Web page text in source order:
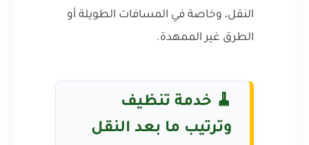
النقل، وخاصة في المسافات الطويلة أو
الطرق غير الممهدة.
🧹 خدمة تنظيف
وترتيب ما بعد النقل